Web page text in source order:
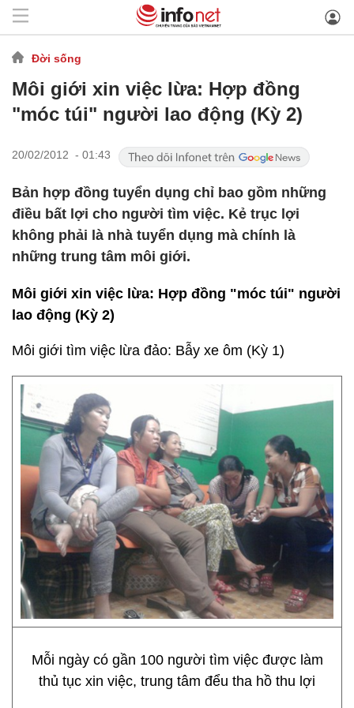
Đời sống
Môi giới xin việc lừa: Hợp đồng
"móc túi" người lao động (Kỳ 2)
20/02/2012 - 01:43
Bản hợp đồng tuyển dụng chỉ bao gồm những
điều bất lợi cho người tìm việc. Kẻ trục lợi
không phải là nhà tuyển dụng mà chính là
những trung tâm môi giới.
Môi giới xin việc lừa: Hợp đồng "móc túi" người
lao động (Kỳ 2)
Môi giới tìm việc lừa đảo: Bẫy xe ôm (Kỳ 1)
Mỗi ngày có gần 100 người tìm việc được làm
thủ tục xin việc, trung tâm đểu tha hồ thu lợi